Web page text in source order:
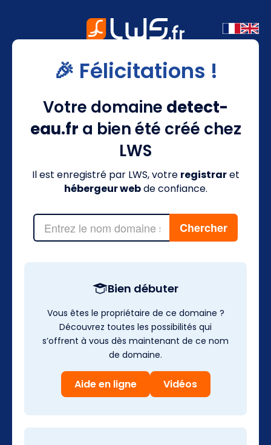
🎉 Félicitations !
Votre domaine detect-
eau.fr a bien été créé chez
LWS
Il est enregistré par LWS, votre registraret
hébergeur webde confiance.
Bien débuter
Vous êtes le propriétaire de ce domaine ?
Découvrez toutes les possibilités qui
s’offrent à vous dès maintenant de ce nom
de domaine.
Aide en ligne Vidéos